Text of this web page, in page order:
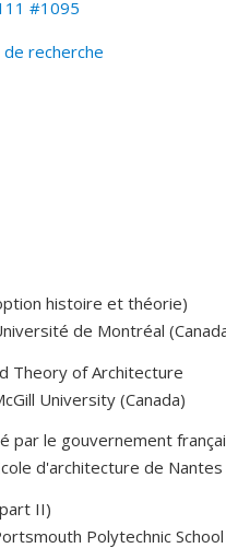
#1095
de recherche
histoire et théorie)
de Montréal
Theory of Architecture
University (Canada)
par le gouvernement
d'architecture de Nantes
II)
Polytechnic